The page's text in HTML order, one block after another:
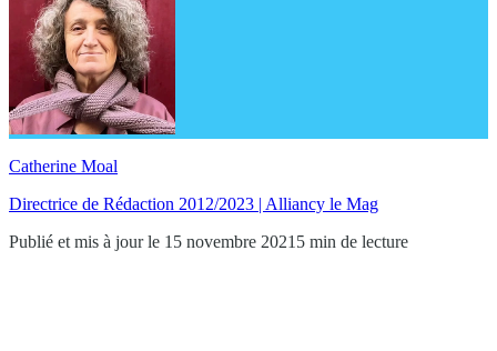
Catherine Moal
Directrice de Rédaction 2012/2023 | Alliancy le Mag
Publié et mis à jour le 15 novembre 2021 5 min de lecture